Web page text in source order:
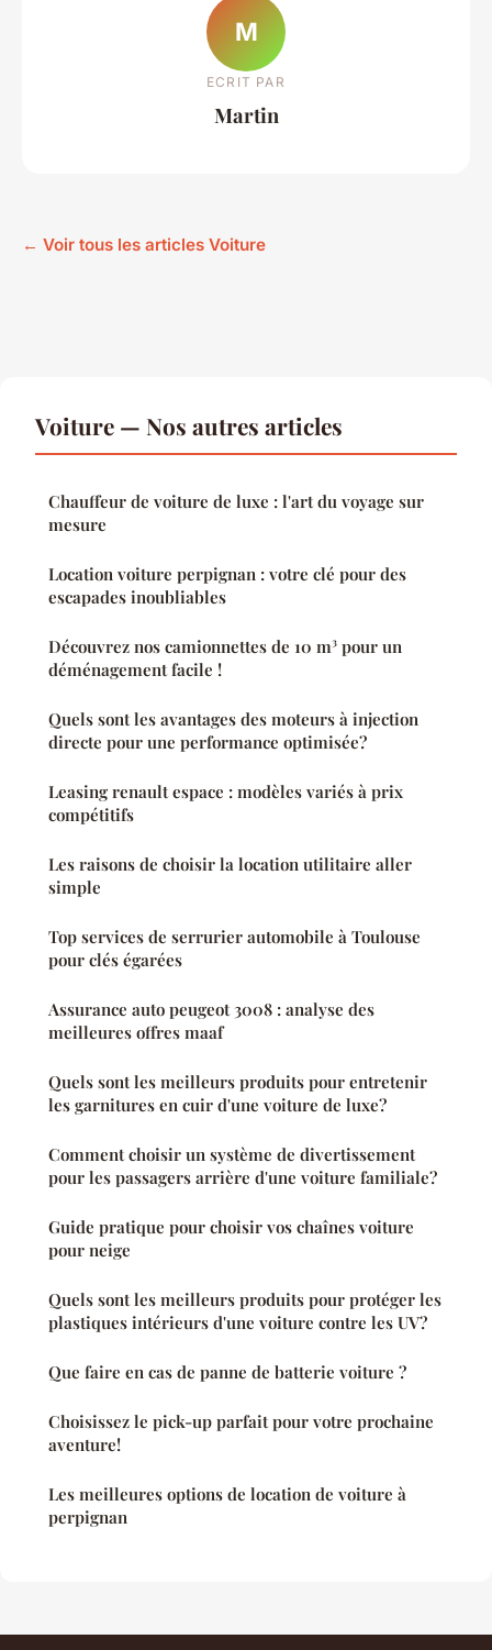
M
ECRIT PAR
Martin
← Voir tous les articles Voiture
Voiture — Nos autres articles
Chauffeur de voiture de luxe : l'art du voyage sur
mesure
Location voiture perpignan : votre clé pour des
escapades inoubliables
Découvrez nos camionnettes de 10 m³ pour un
déménagement facile !
Quels sont les avantages des moteurs à injection
directe pour une performance optimisée?
Leasing renault espace : modèles variés à prix
compétitifs
Les raisons de choisir la location utilitaire aller
simple
Top services de serrurier automobile à Toulouse
pour clés égarées
Assurance auto peugeot 3008 : analyse des
meilleures offres maaf
Quels sont les meilleurs produits pour entretenir
les garnitures en cuir d'une voiture de luxe?
Comment choisir un système de divertissement
pour les passagers arrière d'une voiture familiale?
Guide pratique pour choisir vos chaînes voiture
pour neige
Quels sont les meilleurs produits pour protéger les
plastiques intérieurs d'une voiture contre les UV?
Que faire en cas de panne de batterie voiture ?
Choisissez le pick-up parfait pour votre prochaine
aventure!
Les meilleures options de location de voiture à
perpignan